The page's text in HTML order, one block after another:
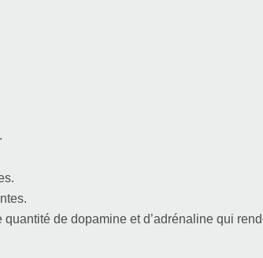
de dopamine et d’adrénaline qui